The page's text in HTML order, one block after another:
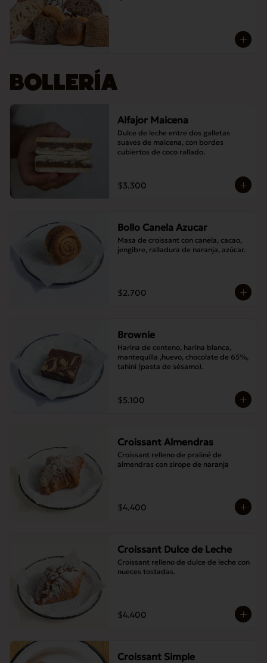
BOLLERÍA
Alfajor Maicena
Dulce de leche entre dos galletas
suaves de maicena, con bordes
cubiertos de coco rallado.
$3.300
Bollo Canela Azucar
Masa de croissant con canela, cacao,
jengibre, ralladura de naranja, azúcar.
$2.700
Brownie
Harina de centeno, harina blanca,
mantequilla ,huevo, chocolate de 65%,
tahini (pasta de sésamo).
$5.100
Croissant Almendras
Croissant relleno de praliné de
almendras con sirope de naranja
$4.400
Croissant Dulce de Leche
Croissant relleno de dulce de leche con
nueces tostadas.
$4.400
Croissant Simple